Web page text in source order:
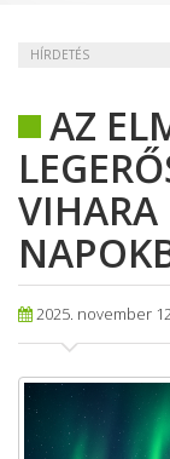
HÍRDETÉS
AZ
VIHARA
2025. november